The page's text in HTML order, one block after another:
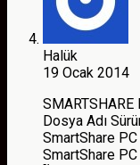
Halük
19 Ocak 2014
SMARTSHARE
Dosya Adı
SmartShare
SmartShare